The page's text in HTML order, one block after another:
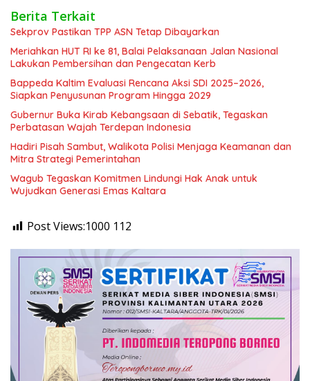
Berita Terkait
Sekprov Pastikan TPP ASN Tetap Dibayarkan
Meriahkan HUT RI ke 81, Balai Pelaksanaan Jalan Nasional
Lakukan Pembersihan dan Pengecatan Kerb
Bappeda Kaltim Evaluasi Rencana Aksi SDI 2025–2026,
Siapkan Penyusunan Program Hingga 2029
Gubernur Buka Kirab Kebangsaan di Sebatik, Tegaskan
Perbatasan Wajah Terdepan Indonesia
Hadiri Pisah Sambut, Walikota Polisi Menjaga Keamanan dan
Mitra Strategi Pemerintahan
Wagub Tegaskan Komitmen Lindungi Hak Anak untuk
Wujudkan Generasi Emas Kaltara
Post Views:1000 112